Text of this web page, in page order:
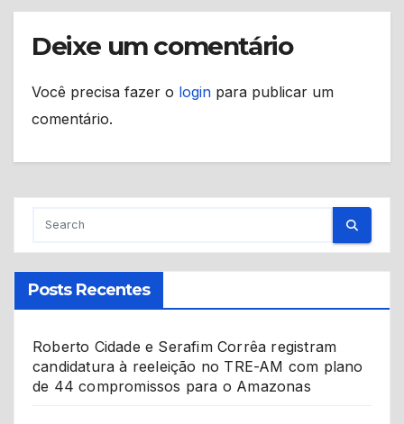
Deixe um comentário
Você precisa fazer o login para publicar um
comentário.
Posts Recentes
Roberto Cidade e Serafim Corrêa registram
candidatura à reeleição no TRE-AM com plano
de 44 compromissos para o Amazonas